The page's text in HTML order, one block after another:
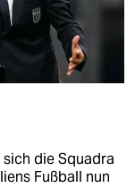
die Squadra
Fußball nun